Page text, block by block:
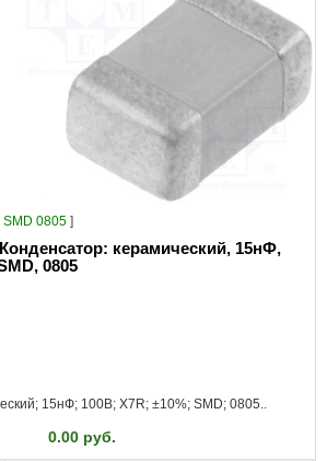
0805 ]
керамический, 15нФ,
0805
15нФ; 100В; X7R; ±10%; SMD; 0805..
0.00 руб.